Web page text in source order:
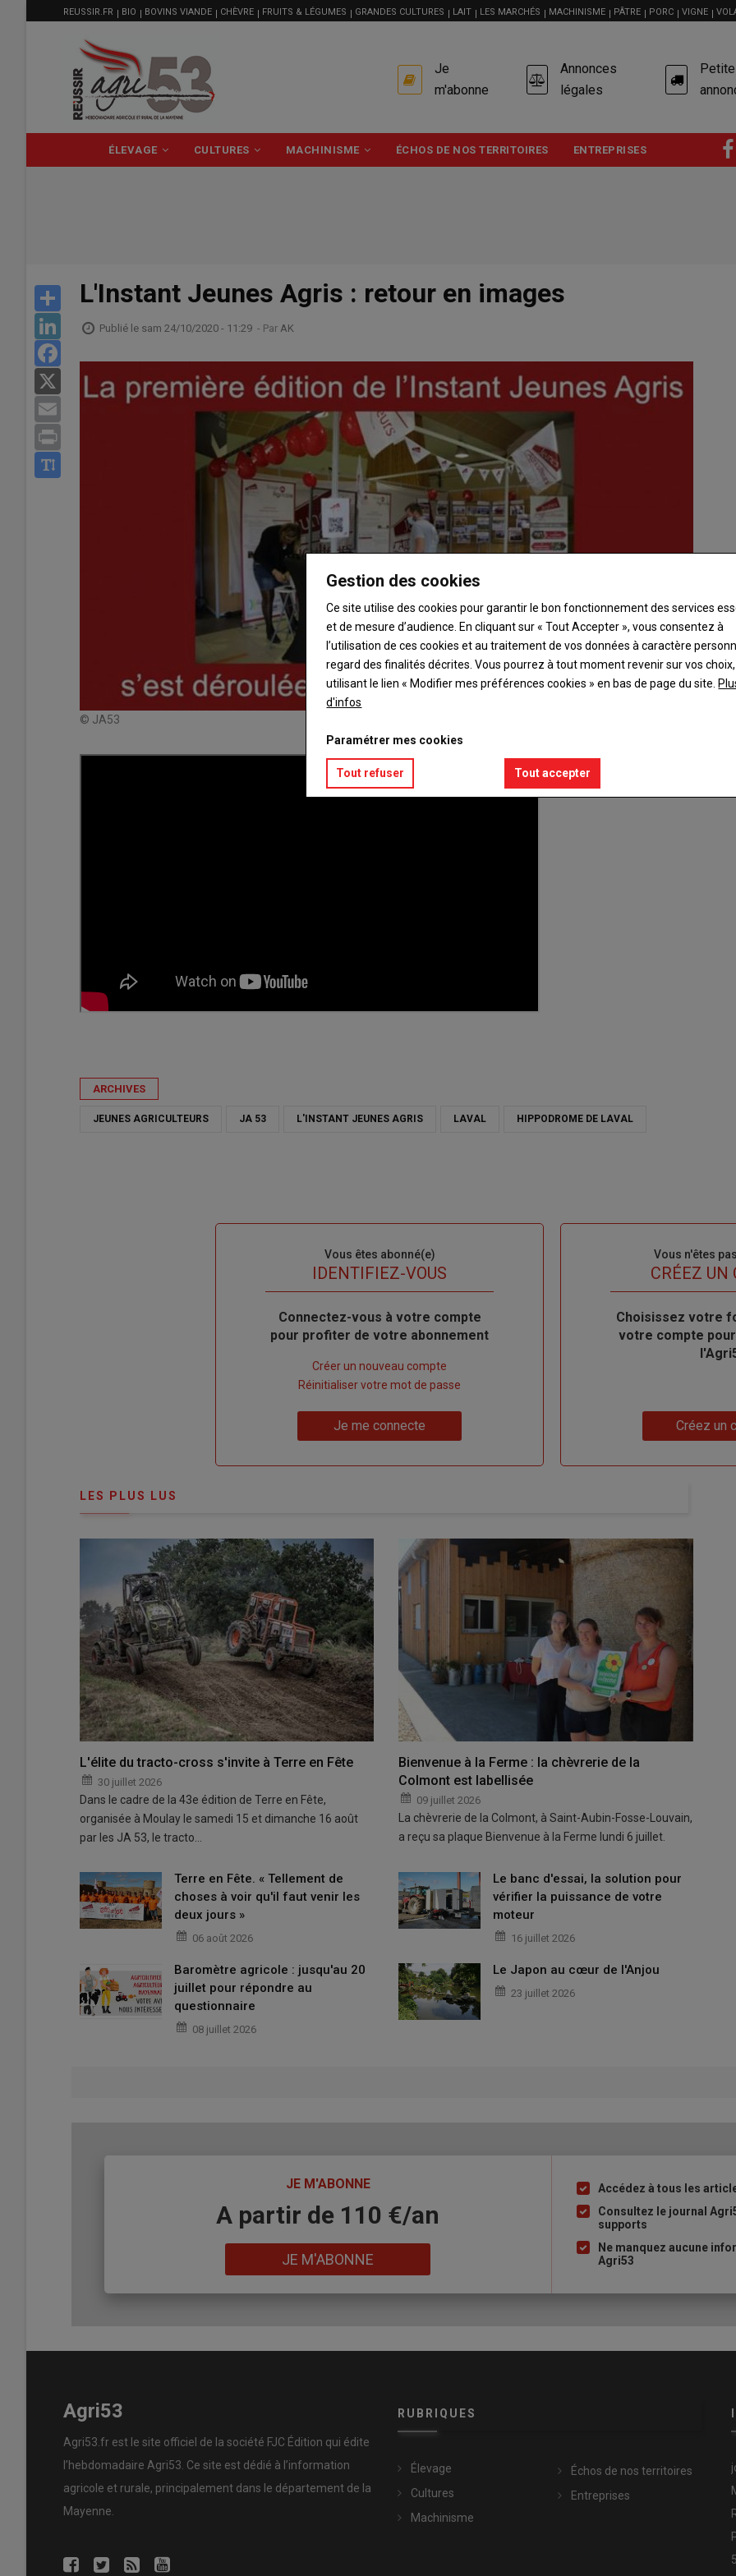
MENU
FILIÈRE
REUSSIR.FR BIO BOVINS VIANDE CHÈVRE FRUITS & LÉGUMES GRANDES CULTURES LAIT LES MARCHÉS MACHINISME PÂTRE PORC VIGNE
USER
ACCOUNT
MENU
Je
m'abonne
Annonces
légales
PRINCIPALE
ÉLEVAGE CULTURES MACHINISME ÉCHOS DE NOS TERRITOIRES ENTREPRISES
Share
LinkedIn
L'Instant Jeunes Agris : retour en images
Publié le sam 24/10/2020 - 11:29 - Par AK
© JA53
ARCHIVES
JEUNES AGRICULTEURS JA 53 L'INSTANT JEUNES AGRIS LAVAL HIPPODROME DE LAVAL
Vous êtes abonné(e)
IDENTIFIEZ-VOUS
Body
Connectez-vous à votre compte
pour profiter de votre abonnement
compte"
Créer un nouveau compte
Réinitialiser votre mot de passe
Je me connecte
Vous n'êtes
TITRECRÉEZ UN
Body
Choisissez votre
votre compte
Créez un
LES PLUS LUS
L'élite du tracto-cross s'invite à Terre en Fête
30 juillet 2026
Dans le cadre de la 43e édition de Terre en Fête,
organisée à Moulay le samedi 15 et dimanche 16 août
par les JA 53, le tracto…
Bienvenue à la Ferme : la chèvrerie de la
Colmont est labellisée
09 juillet 2026
La chèvrerie de la Colmont, à Saint-Aubin-Fosse-Louvain,
a reçu sa plaque Bienvenue à la Ferme lundi 6 juillet.
Terre en Fête. « Tellement de
choses à voir qu'il faut venir les
deux jours »
06 août 2026
Le banc d'essai, la solution pour
vérifier la puissance de votre
moteur
16 juillet 2026
Baromètre agricole : jusqu'au 20
juillet pour répondre au
questionnaire
08 juillet 2026
Le Japon au cœur de l'Anjou
23 juillet 2026
JE M'ABONNE
A partir de 110 €/an
JE M'ABONNE
Liste
à
puce
Accédez à tous les
Consultez le journal
supports
Ne manquez aucune
Agri53
Agri53
Agri53.fr est le site officiel de la société FJC Édition qui édite
l’hebdomadaire Agri53. Ce site est dédié à l’information
agricole et rurale, principalement dans le département de la
Mayenne.
RUBRIQUES
Élevage
Cultures
Machinisme
Échos de nos territoires
Entreprises
Gestion des cookies
Ce site utilise des cookies pour garantir le bon fonctionnement des services
et de mesure d’audience. En cliquant sur « Tout Accepter », vous consentez à
l’utilisation de ces cookies et au traitement de vos données à caractère
regard des finalités décrites. Vous pourrez à tout moment revenir sur vos
utilisant le lien « Modifier mes préférences cookies » en bas de page du site.
d'infos
Paramétrer mes cookies
Tout refuser Tout accepter